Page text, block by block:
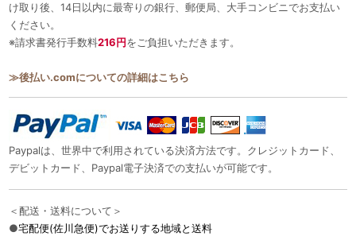
け取り後、14日以内に最寄りの銀行、郵便局、大手コンビニでお支払い
ください。
※請求書発行手数料216円をご負担いただきます。
≫後払い.comについての詳細はこちら
Paypalは、世界中で利用されている決済方法です。クレジットカード、
デビットカード、Paypal電子決済での支払いが可能です。
＜配送・送料について＞
●宅配便(佐川急便)でお送りする地域と送料